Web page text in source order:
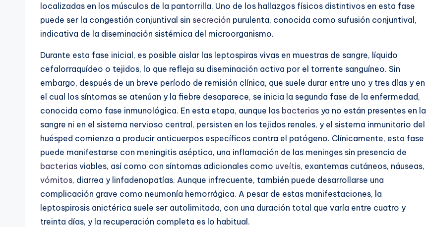
localizadas en los músculos de la pantorrilla. Uno de los hallazgos físicos distintivos en esta fase
puede ser la congestión conjuntival sin secreción purulenta, conocida como sufusión conjuntival,
indicativa de la diseminación sistémica del microorganismo.
Durante esta fase inicial, es posible aislar las leptospiras vivas en muestras de sangre, líquido
cefalorraquídeo o tejidos, lo que refleja su diseminación activa por el torrente sanguíneo. Sin
embargo, después de un breve período de remisión clínica, que suele durar entre uno y tres días y en
el cual los síntomas se atenúan y la fiebre desaparece, se inicia la segunda fase de la enfermedad,
conocida como fase inmunológica. En esta etapa, aunque las bacterias ya no están presentes en la
sangre ni en el sistema nervioso central, persisten en los tejidos renales, y el sistema inmunitario del
huésped comienza a producir anticuerpos específicos contra el patógeno. Clínicamente, esta fase
puede manifestarse con meningitis aséptica, una inflamación de las meninges sin presencia de
bacterias viables, así como con síntomas adicionales como uveítis, exantemas cutáneos, náuseas,
vómitos, diarrea y linfadenopatías. Aunque infrecuente, también puede desarrollarse una
complicación grave como neumonía hemorrágica. A pesar de estas manifestaciones, la
leptospirosis anictérica suele ser autolimitada, con una duración total que varía entre cuatro y
treinta días, y la recuperación completa es lo habitual.